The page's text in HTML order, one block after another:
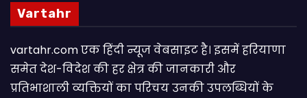
Vartahr
vartahr.com एक हिंदी न्यूज वेबसाइट है। इसमें हरियाणा
समेत देश-विदेश की हर क्षेत्र की जानकारी और
प्रतिभाशाली व्यक्तियों का परिचय उनकी उपलब्धियों के